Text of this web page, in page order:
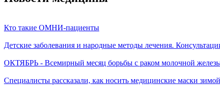
Кто такие ОМНИ-пациенты
Детские заболевания и народные методы лечения.
ОКТЯБРЬ - Всемирный месяц борьбы с раком молочной
Специалисты рассказали, как носить медицинские маски зимой